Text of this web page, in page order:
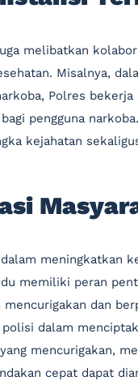
melibatkan
Misalnya,
Polres bekerja
pengguna
kejahatan
meningkatkan
memiliki peran
dan
dalam
mencurigakan,
cepat dapat